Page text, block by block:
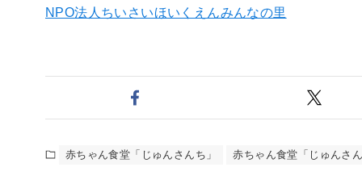
NPO法人ちいさいほいくえんみんなの里
赤ちゃん食堂「じゅんさんち」 赤ちゃん食堂「じゅんさ